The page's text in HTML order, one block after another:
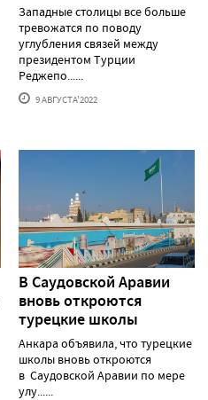
Западные столицы все больше
тревожатся по поводу
углубления связей между
президентом Турции
Реджепо......
9 АВГУСТА'2022
В Саудовской Аравии
вновь откроются
турецкие школы
Анкара объявила, что турецкие
школы вновь откроются
в Саудовской Аравии по мере
улу......